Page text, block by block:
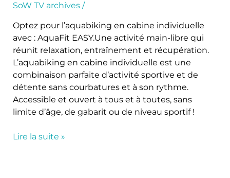
SoW TV archives/
Optez pour l’aquabiking en cabine individuelle
avec : AquaFit EASY.Une activité main-libre qui
réunit relaxation, entraînement et récupération.
L’aquabiking en cabine individuelle est une
combinaison parfaite d’activité sportive et de
détente sans courbatures et à son rythme.
Accessible et ouvert à tous et à toutes, sans
limite d’âge, de gabarit ou de niveau sportif !
high-
Lire la suite »